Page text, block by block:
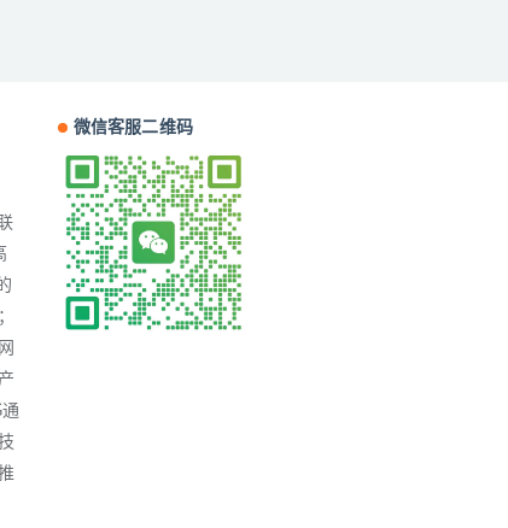
微信客服二维码